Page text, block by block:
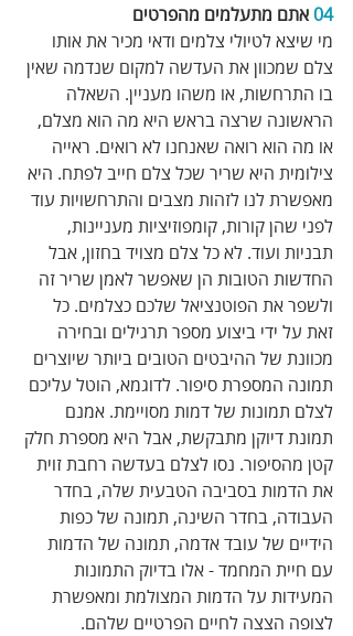
04 אתם מתעלמים מהפרטים
מי שיצא לטיולי צלמים ודאי מכיר את אותו
צלם שמכוון את העדשה למקום שנדמה שאין
בו התרחשות, או משהו מעניין. השאלה
הראשונה שרצה בראש היא מה הוא מצלם,
או מה הוא רואה שאנחנו לא רואים. ראייה
צילומית היא שריר שכל צלם חייב לפתח. היא
מאפשרת לנו לזהות מצבים והתרחשויות עוד
לפני שהן קורות, קומפוזיציות מעניינות,
תבניות ועוד. לא כל צלם מצויד בחזון, אבל
החדשות הטובות הן שאפשר לאמן שריר זה
ולשפר את הפוטנציאל שלכם כצלמים. כל
זאת על ידי ביצוע מספר תרגילים ובחירה
מכוונת של ההיבטים הטובים ביותר שיוצרים
תמונה המספרת סיפור. לדוגמא, הוטל עליכם
לצלם תמונות של דמות מסויימת. אמנם
תמונת דיוקן מתבקשת, אבל היא מספרת חלק
קטן מהסיפור. נסו לצלם בעדשה רחבת זוית
את הדמות בסביבה הטבעית שלה, בחדר
העבודה, בחדר השינה, תמונה של כפות
הידיים של עובד אדמה, תמונה של הדמות
עם חיית המחמד - אלו בדיוק התמונות
המעידות על הדמות המצולמת ומאפשרת
לצופה הצצה לחיים הפרטיים שלהם.